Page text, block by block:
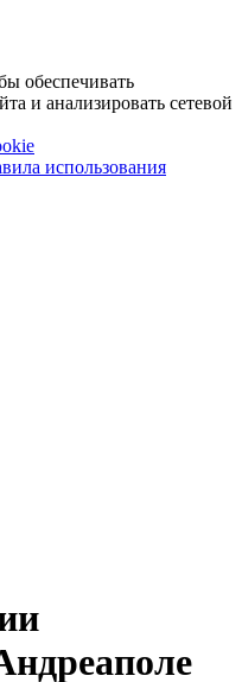
обеспечивать
и анализировать сетевой
использования